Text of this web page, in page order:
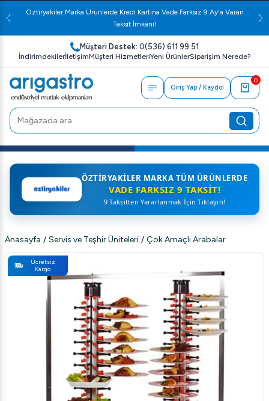
Öztiryakiler Marka Ürünlerde Kredi Kartına Vade Farksız 9 Ay'a Varan
Taksit İmkanı!
Müşteri Destek: 0(536) 611 99 51
İndirimdekilerİletişimMüşteri HizmetleriYeni ÜrünlerSiparişim Nerede?
Giriş Yap / Kaydol
0
ÖZTIRYAKILER MARKA TÜM ÜRÜNLERDE
VADE FARKSIZ 9 TAKSIT!
9 Taksitten Yararlanmak İçin Tıklayın!
Anasayfa / Servis ve Teşhir Üniteleri / Çok Amaçlı Arabalar
Ücretsiz
Kargo